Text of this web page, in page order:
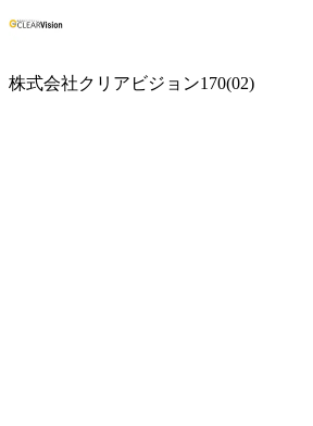
株式会社クリアビジョン170(02)